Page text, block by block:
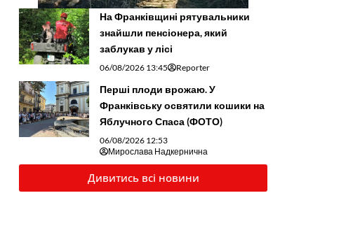
На Франківщині рятувальники
знайшли пенсіонера, який
заблукав у лісі
06/08/2026 13:45 Reporter
Перші плоди врожаю. У
Франківську освятили кошики на
Яблучного Спаса (ФОТО)
06/08/2026 12:53
Мирослава Надкернична
Дивитись всі новини